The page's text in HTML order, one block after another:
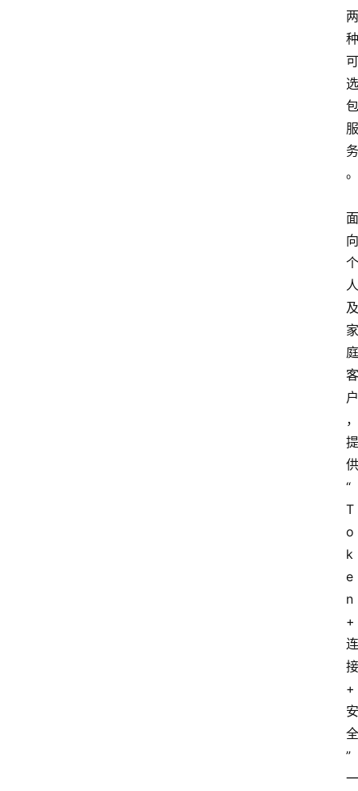
两
种
可
选
包
服
务
。
面
向
个
人
及
家
庭
客
户
，
提
供
“
T
o
k
e
n
+
连
接
+
安
全
”
一